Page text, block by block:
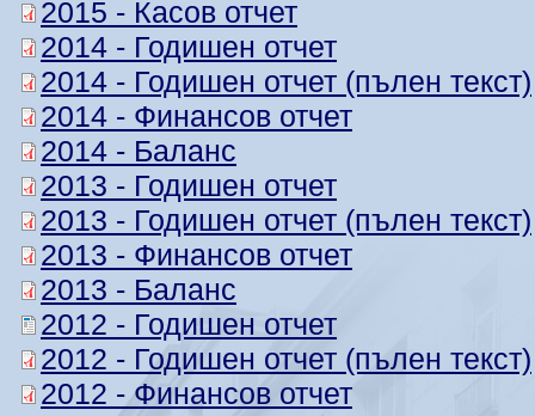
2015 - Касов отчет
2014 - Годишен отчет
2014 - Годишен отчет (пълен текст)
2014 - Финансов отчет
2014 - Баланс
2013 - Годишен отчет
2013 - Годишен отчет (пълен текст)
2013 - Финансов отчет
2013 - Баланс
2012 - Годишен отчет
2012 - Годишен отчет (пълен текст)
2012 - Финансов отчет